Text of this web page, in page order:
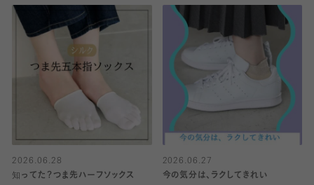
2026.06.28
知ってた？つま先ハーフソックス
2026.06.27
今の気分は、ラクしてきれい